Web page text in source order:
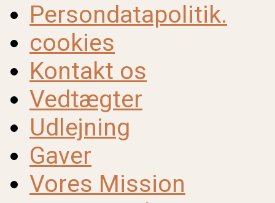
Persondatapolitik.
cookies
Kontakt os
Vedtægter
Udlejning
Gaver
Vores Mission